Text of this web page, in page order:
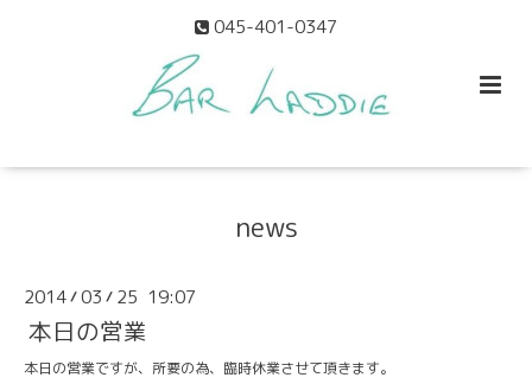
045-401-0347
news
2014/03 / 25 19:07
本日の営業
本日の営業ですが、所要の為、臨時休業させて頂きます。